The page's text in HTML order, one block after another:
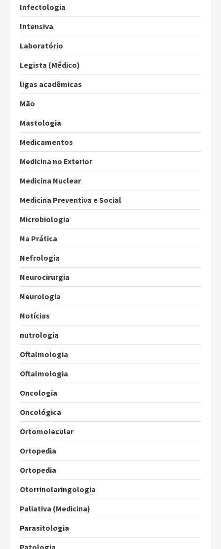
Infectologia
Intensiva
Laboratório
Legista (Médico)
ligas acadêmicas
Mão
Mastologia
Medicamentos
Medicina no Exterior
Medicina Nuclear
Medicina Preventiva e Social
Microbiologia
Na Prática
Nefrologia
Neurocirurgia
Neurologia
Notícias
nutrologia
Oftalmologia
Oftalmologia
Oncologia
Oncológica
Ortomolecular
Ortopedia
Ortopedia
Otorrinolaringologia
Paliativa (Medicina)
Parasitologia
Patologia